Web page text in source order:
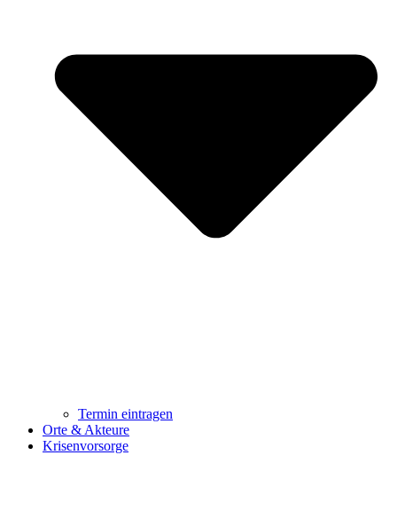
Termin eintragen
Orte & Akteure
Krisenvorsorge